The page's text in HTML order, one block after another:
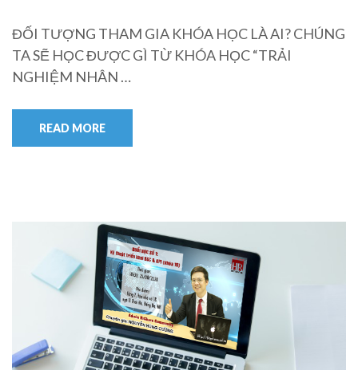
ĐỐI TƯỢNG THAM GIA KHÓA HỌC LÀ AI? CHÚNG
TA SẼ HỌC ĐƯỢC GÌ TỪ KHÓA HỌC “TRẢI
NGHIỆM NHÂN …
READ MORE